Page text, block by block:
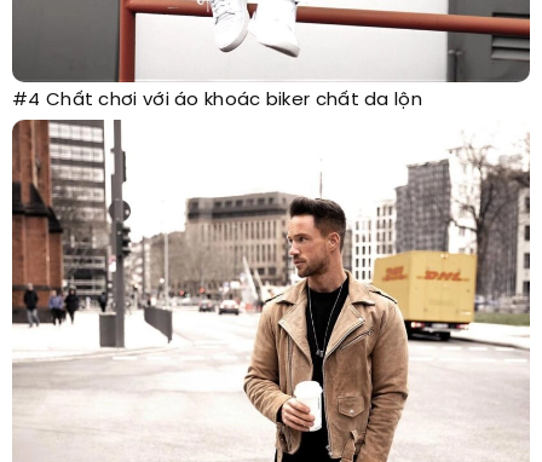
#4 Chất chơi với áo khoác biker chất da lộn